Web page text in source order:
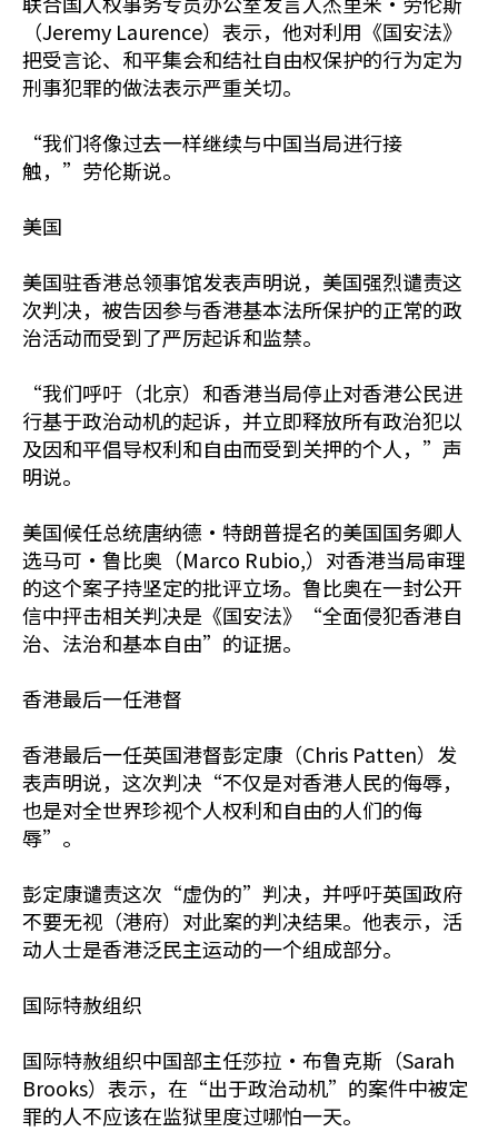
（Jeremy Laurence）表示，他对利用《国安法》
把受言论、和平集会和结社自由权保护的行为定为
刑事犯罪的做法表示严重关切。
“我们将像过去一样继续与中国当局进行接
触，”劳伦斯说。
美国
美国驻香港总领事馆发表声明说，美国强烈谴责这
次判决，被告因参与香港基本法所保护的正常的政
治活动而受到了严厉起诉和监禁。
“我们呼吁（北京）和香港当局停止对香港公民进
行基于政治动机的起诉，并立即释放所有政治犯以
及因和平倡导权利和自由而受到关押的个人，”声
明说。
美国候任总统唐纳德·特朗普提名的美国国务卿人
选马可·鲁比奥（Marco Rubio,）对香港当局审理
的这个案子持坚定的批评立场。鲁比奥在一封公开
信中抨击相关判决是《国安法》“全面侵犯香港自
治、法治和基本自由”的证据。
香港最后一任港督
香港最后一任英国港督彭定康（Chris Patten）发
表声明说，这次判决“不仅是对香港人民的侮辱，
也是对全世界珍视个人权利和自由的人们的侮
辱”。
彭定康谴责这次“虚伪的”判决，并呼吁英国政府
不要无视（港府）对此案的判决结果。他表示，活
动人士是香港泛民主运动的一个组成部分。
国际特赦组织
国际特赦组织中国部主任莎拉·布鲁克斯（Sarah
Brooks）表示，在“出于政治动机”的案件中被定
罪的人不应该在监狱里度过哪怕一天。